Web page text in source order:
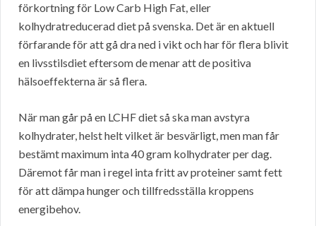
förkortning för Low Carb High Fat, eller
kolhydratreducerad diet på svenska. Det är en aktuell
förfarande för att gå dra ned i vikt och har för flera blivit
en livsstilsdiet eftersom de menar att de positiva
hälsoeffekterna är så flera.
När man går på en LCHF diet så ska man avstyra
kolhydrater, helst helt vilket är besvärligt, men man får
bestämt maximum inta 40 gram kolhydrater per dag.
Däremot får man i regel inta fritt av proteiner samt fett
för att dämpa hunger och tillfredsställa kroppens
energibehov.